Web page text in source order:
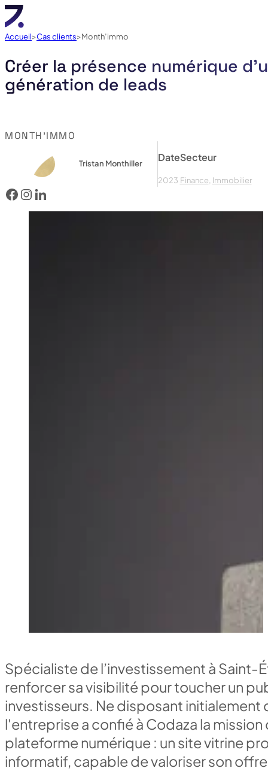
Accueil Cas clients Month’immo
Créer la présence numérique
génération de leads
MONTH’IMMO
Tristan Monthiller
Date
2023
Secteur
Finance Immobilier
Voir le facebook de Month’immo
Voir lecompte instagram de Month’immo
Voir le linked in de Month’immo
Spécialiste de l’investissement à Saint-
renforcer sa visibilité pour toucher un
investisseurs. Ne disposant initialement
l'entreprise a confié à Codaza la
plateforme numérique : un site vitrine
informatif, capable de valoriser son